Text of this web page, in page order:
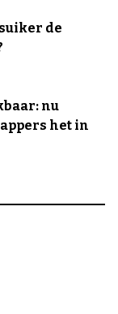
de
nu
het in